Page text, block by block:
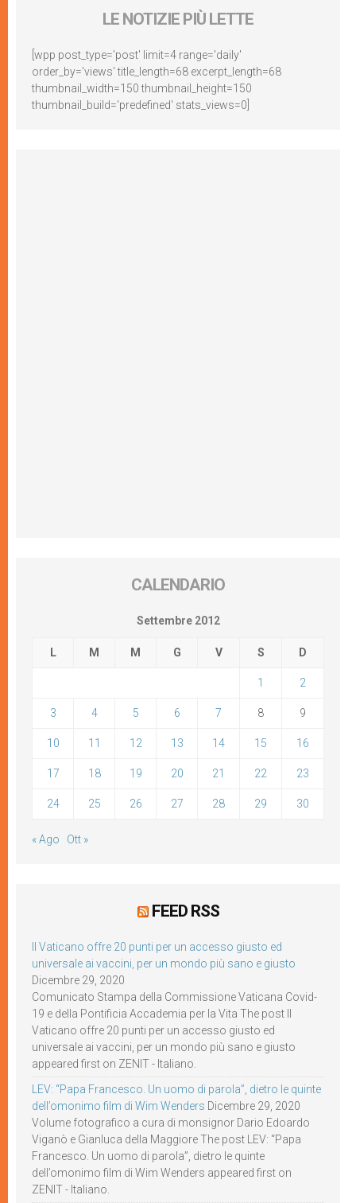
LE NOTIZIE PIÙ LETTE
[wpp post_type='post' limit=4 range='daily'
order_by='views' title_length=68 excerpt_length=68
thumbnail_width=150 thumbnail_height=150
thumbnail_build='predefined' stats_views=0]
CALENDARIO
Settembre 2012
L M M G V S D
1 2
3 4 5 6 7 8 9
10 11 12 13 14 15 16
17 18 19 20 21 22 23
24 25 26 27 28 29 30
« Ago Ott »
FEED RSS
Il Vaticano offre 20 punti per un accesso giusto ed
universale ai vaccini, per un mondo più sano e giusto
Dicembre 29, 2020
Comunicato Stampa della Commissione Vaticana Covid-
19 e della Pontificia Accademia per la Vita The post Il
Vaticano offre 20 punti per un accesso giusto ed
universale ai vaccini, per un mondo più sano e giusto
appeared first on ZENIT - Italiano.
LEV: “Papa Francesco. Un uomo di parola”, dietro le quinte
dell’omonimo film di Wim Wenders Dicembre 29, 2020
Volume fotografico a cura di monsignor Dario Edoardo
Viganò e Gianluca della Maggiore The post LEV: “Papa
Francesco. Un uomo di parola”, dietro le quinte
dell’omonimo film di Wim Wenders appeared first on
ZENIT - Italiano.